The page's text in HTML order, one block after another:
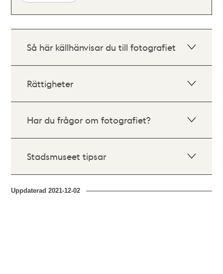
Så här källhänvisar du till fotografiet
Rättigheter
Har du frågor om fotografiet?
Stadsmuseet tipsar
Uppdaterad2021-12-02